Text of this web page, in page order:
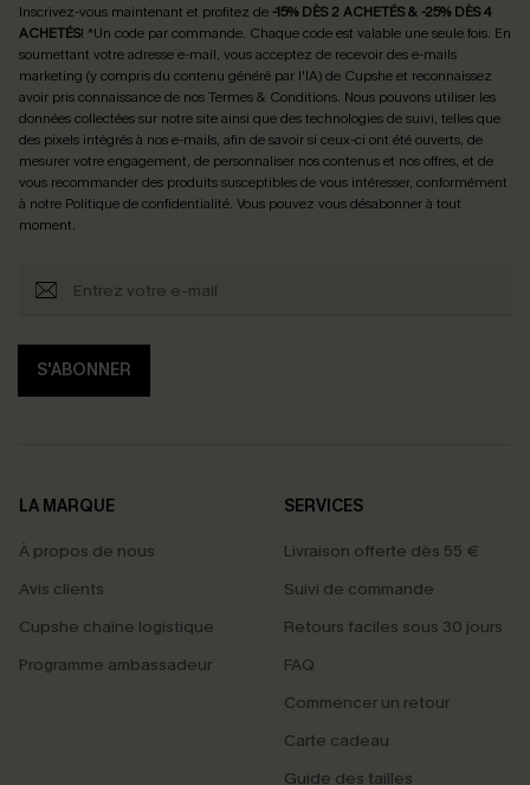
Inscrivez-vous maintenant et profitez de -15% DÈS 2 ACHETÉS & -25% DÈS 4
ACHETÉS! *Un code par commande. Chaque code est valable une seule fois. En
soumettant votre adresse e-mail, vous acceptez de recevoir des e-mails
marketing (y compris du contenu généré par l'IA) de Cupshe et reconnaissez
avoir pris connaissance de nosTermes & Conditions. Nous pouvons utiliser les
données collectées sur notre site ainsi que des technologies de suivi, telles que
des pixels intégrés à nos e-mails, afin de savoir si ceux-ci ont été ouverts, de
mesurer votre engagement, de personnaliser nos contenus et nos offres, et de
vous recommander des produits susceptibles de vous intéresser, conformément
à notre Politique de confidentialité. Vous pouvez vous désabonner à tout
moment.
S'ABONNER
LA MARQUE
À propos de nous
Avis clients
Cupshe chaîne logistique
Programme ambassadeur
SERVICES
Livraison offerte dès 55 €
Suivi de commande
Retours faciles sous 30 jours
FAQ
Commencer un retour
Carte cadeau
Guide des tailles